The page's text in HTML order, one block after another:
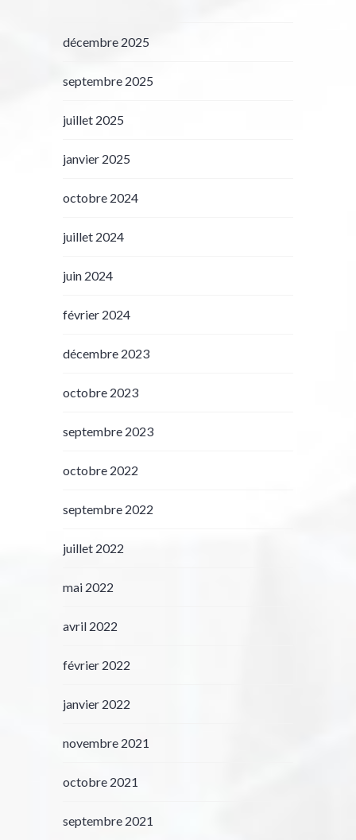
décembre 2025
septembre 2025
juillet 2025
janvier 2025
octobre 2024
juillet 2024
juin 2024
février 2024
décembre 2023
octobre 2023
septembre 2023
octobre 2022
septembre 2022
juillet 2022
mai 2022
avril 2022
février 2022
janvier 2022
novembre 2021
octobre 2021
septembre 2021